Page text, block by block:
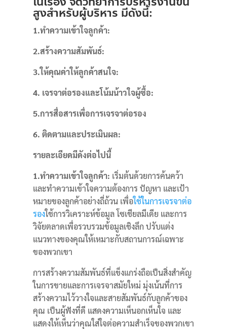
สูงสำหรับผู้บริหาร มีดังนี้:
1.ทำความเข้าใจลูกค้า:
2.สร้างความสัมพันธ์:
3.ให้คุณค่าให้ลูกค้าสนใจ:
4. เจรจาต่อรองและโน้มน้าวใจผู้ซื้อ:
5.การสื่อสารเพื่อการเจรจาต่อรอง
6. ติดตามและประเมินผล:
รายละเอียดมีดังต่อไปนี้
1.ทำความเข้าใจลูกค้า: เริ่มต้นด้วยการค้นคว้า
และทำความเข้าใจความต้องการ ปัญหา และเป้า
หมายของลูกค้าอย่างถี่ถ้วน เพื่อใช้ในการเจรจาต่อ
รองใช้การวิเคราะห์ข้อมูล โซเชียลมีเดีย และการ
วิจัยตลาดเพื่อรวบรวมข้อมูลเชิงลึกปรับแต่ง
แนวทางของคุณให้เหมาะกับสถานการณ์เฉพาะ
ของพวกเขา
การสร้างความสัมพันธ์ที่แข็งแกร่งถือเป็นสิ่งสำคัญ
ในการขายและการเจรจาสมัยใหม่ มุ่งเน้นที่การ
สร้างความไว้วางใจและสายสัมพันธ์กับลูกค้าของ
คุณ เป็นผู้ฟังที่ดี แสดงความเห็นอกเห็นใจ และ
แสดงให้เห็นว่าคุณใส่ใจต่อความสำเร็จของพวกเขา